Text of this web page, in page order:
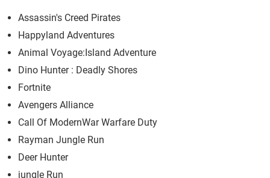
Assassin's Creed Pirates
Happyland Adventures
Animal Voyage:Island Adventure
Dino Hunter : Deadly Shores
Fortnite
Avengers Alliance
Call Of ModernWar Warfare Duty
Rayman Jungle Run
Deer Hunter
jungle Run